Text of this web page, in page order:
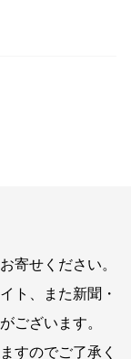
寄せください。
ト、また新聞・
ございます。
すのでご了承く